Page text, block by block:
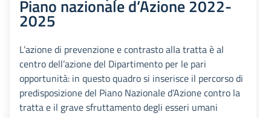
Piano nazionale d’Azione 2022-
2025
L’azione di prevenzione e contrasto alla tratta è al
centro dell’azione del Dipartimento per le pari
opportunità: in questo quadro si inserisce il percorso di
predisposizione del Piano Nazionale d’Azione contro la
tratta e il grave sfruttamento degli esseri umani